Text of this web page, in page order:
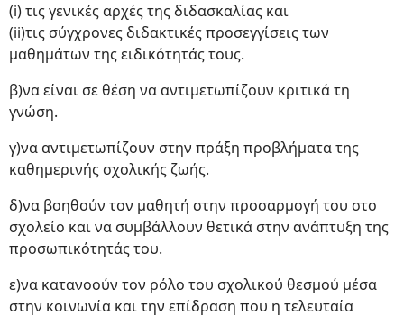
(i) τις γενικές αρχές της διδασκαλίας και
(ii)τις σύγχρονες διδακτικές προσεγγίσεις των
μαθημάτων της ειδικότητάς τους.
β)να είναι σε θέση να αντιμετωπίζουν κριτικά τη
γνώση.
γ)να αντιμετωπίζουν στην πράξη προβλήματα της
καθημερινής σχολικής ζωής.
δ)να βοηθούν τον μαθητή στην προσαρμογή του στο
σχολείο και να συμβάλλουν θετικά στην ανάπτυξη της
προσωπικότητάς του.
ε)να κατανοούν τον ρόλο του σχολικού θεσμού μέσα
στην κοινωνία και την επίδραση που η τελευταία